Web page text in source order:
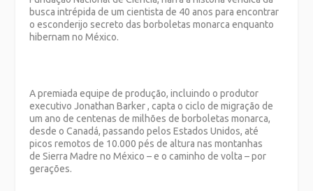
busca intrépida de um cientista de 40 anos para encontrar
o esconderijo secreto das borboletas monarca enquanto
hibernam no México.
A premiada equipe de produção, incluindo o produtor
executivo Jonathan Barker , capta o ciclo de migração de
um ano de centenas de milhões de borboletas monarca,
desde o Canadá, passando pelos Estados Unidos, até
picos remotos de 10.000 pés de altura nas montanhas
de Sierra Madre no México – e o caminho de volta – por
gerações.